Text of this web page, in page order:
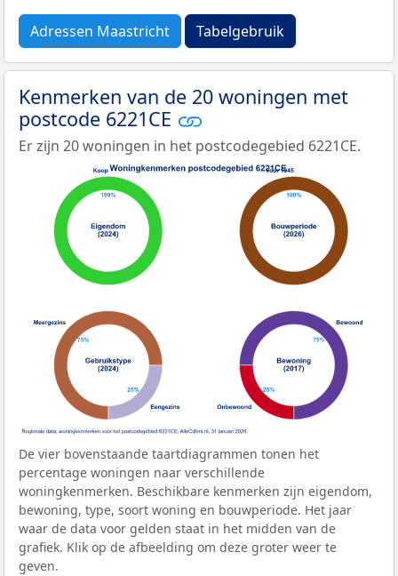
Adressen Maastricht Tabelgebruik
Kenmerken van de 20 woningen met
postcode 6221CE
Er zijn 20 woningen in het postcodegebied 6221CE.
De vier bovenstaande taartdiagrammen tonen het
percentage woningen naar verschillende
woningkenmerken. Beschikbare kenmerken zijn eigendom,
bewoning, type, soort woning en bouwperiode. Het jaar
waar de data voor gelden staat in het midden van de
grafiek. Klik op de afbeelding om deze groter weer te
geven.